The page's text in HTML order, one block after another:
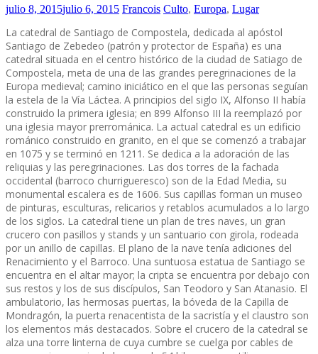
julio 8, 2015julio 6, 2015 Francois Culto, Europa, Lugar
La catedral de Santiago de Compostela, dedicada al apóstol
Santiago de Zebedeo (patrón y protector de España) es una
catedral situada en el centro histórico de la ciudad de Satiago de
Compostela, meta de una de las grandes peregrinaciones de la
Europa medieval; camino iniciático en el que las personas seguían
la estela de la Vía Láctea. A principios del siglo IX, Alfonso II había
construido la primera iglesia; en 899 Alfonso III la reemplazó por
una iglesia mayor prerrománica. La actual catedral es un edificio
románico construido en granito, en el que se comenzó a trabajar
en 1075 y se terminó en 1211. Se dedica a la adoración de las
reliquias y las peregrinaciones. Las dos torres de la fachada
occidental (barroco churrigueresco) son de la Edad Media, su
monumental escalera es de 1606. Sus capillas forman un museo
de pinturas, esculturas, relicarios y retablos acumulados a lo largo
de los siglos. La catedral tiene un plan de tres naves, un gran
crucero con pasillos y stands y un santuario con girola, rodeada
por un anillo de capillas. El plano de la nave tenía adiciones del
Renacimiento y el Barroco. Una suntuosa estatua de Santiago se
encuentra en el altar mayor; la cripta se encuentra por debajo con
sus restos y los de sus discípulos, San Teodoro y San Atanasio. El
ambulatorio, las hermosas puertas, la bóveda de la Capilla de
Mondragón, la puerta renacentista de la sacristía y el claustro son
los elementos más destacados. Sobre el crucero de la catedral se
alza una torre linterna de cuya cumbre se cuelga por cables de